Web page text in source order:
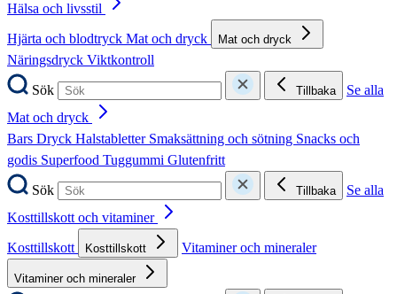
Hälsa och livsstil
Hjärta och blodtryck Mat och dryck Mat och dryck
Näringsdryck Viktkontroll
Sök
Tillbaka
Se alla
Mat och dryck
Bars Dryck Halstabletter Smaksättning och sötning Snacks och
godis Superfood Tuggummi Glutenfritt
Sök
Tillbaka
Se alla
Kosttillskott och vitaminer
Kosttillskott
Kosttillskott Vitaminer och mineraler
Vitaminer och mineraler